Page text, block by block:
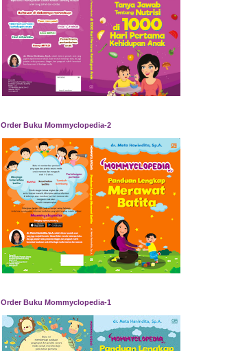
Order Buku Mommyclopedia-2
Order Buku Mommyclopedia-1